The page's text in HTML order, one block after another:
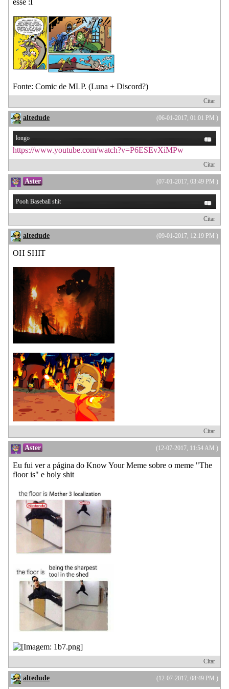
Fonte: Comic de MLP. (Luna + Discord?)
Citar
(06-01-2017, 01:01 PM )
altedude
longo
https://www.youtube.com/watch?v=P6ESEvXiMPw
Citar
(07-01-2017, 03:49 PM )
Aster
Pooh Baseball shit
Citar
(09-01-2017, 12:19 PM )
altedude
OH SHIT
Citar
(12-07-2017, 11:54 AM )
Aster
Eu fui ver a página do Know Your Meme sobre o meme "The
floor is" e holy shit
Citar
(12-07-2017, 08:49 PM )
altedude